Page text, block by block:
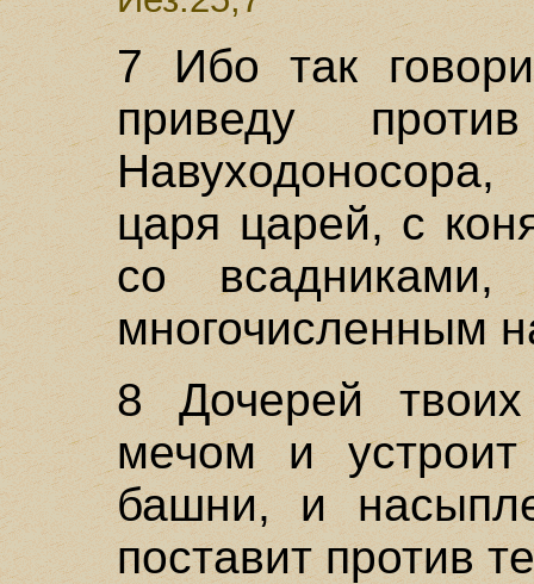
7 Ибо так
приведу
царя царей, с
со
многочисленным
8 Дочерей
мечом и
башни, и
поставит против